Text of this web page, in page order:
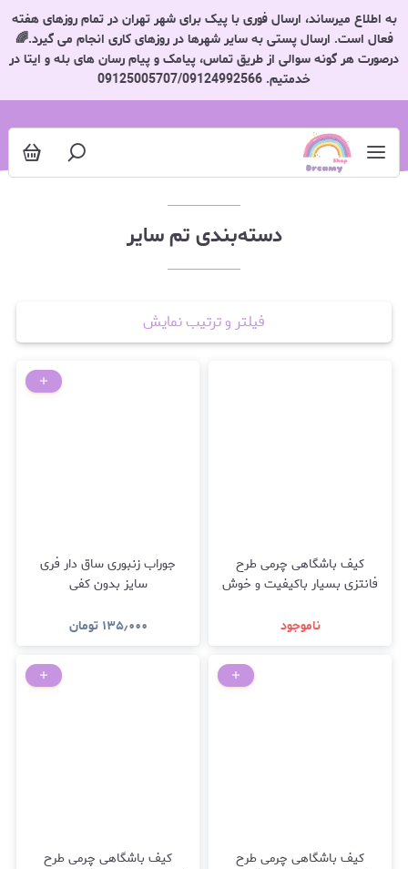
به اطلاع میرساند، ارسال فوری با پیک برای شهر تهران در تمام روزهای هفته
فعال است. ارسال پستی به سایر شهرها در روزهای کاری انجام می گیرد.🌈
درصورت هر گونه سوالی از طریق تماس، پیامک و پیام رسان های بله و ایتا در
خدمتیم. 09125005707/09124992566
دسته‌بندی تم سایر
فیلتر و ترتیب نمایش
کیف باشگاهی چرمی طرح
فانتزی بسیار باکیفیت و خوش
ناموجود
جوراب زنبوری ساق دار فری
سایز بدون کفی
۱۳۵٫۰۰۰ تومان
کیف باشگاهی چرمی طرح
کیف باشگاهی چرمی طرح